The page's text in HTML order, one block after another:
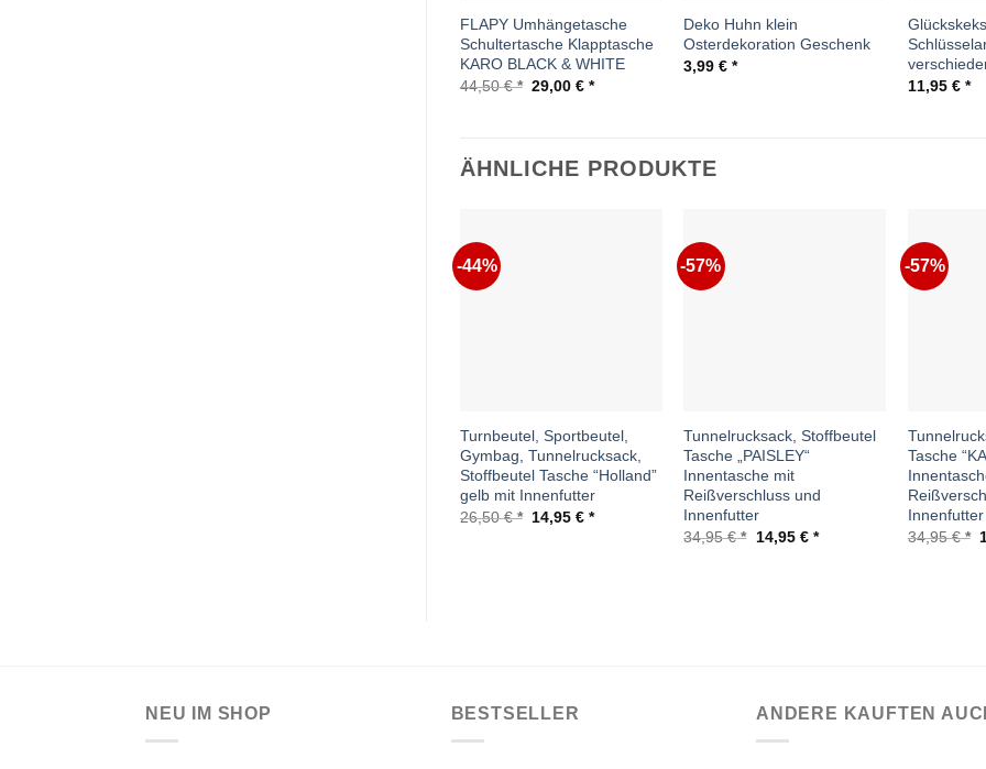
FLAPY Umhängetasche
Schultertasche Klapptasche
KARO BLACK & WHITE
44,50€
Ursprünglicher
29,00€ Aktueller
Deko Huhn klein
Osterdekoration Geschenk
3,99€
Glückskeks
11,95 €
ÄHNLICHE PRODUKTE
-44%
Turnbeutel, Sportbeutel,
Gymbag, Tunnelrucksack,
Stoffbeutel Tasche “Holland”
gelb mit Innenfutter
26,50€
Ursprünglicher
14,95€ Aktueller
-57%
Tunnelrucksack, Stoffbeutel
Tasche „PAISLEY“
Innentasche mit
Reißverschluss und
Innenfutter
34,95€
Ursprünglicher
14,95 € Aktueller
-57%
Tasche
Innenfutter
34,95€
NEU IM SHOP BESTSELLER ANDERE KAUFTEN